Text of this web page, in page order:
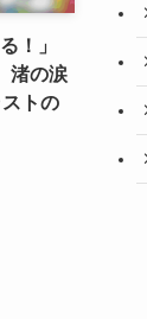
！」
渚の涙
トの